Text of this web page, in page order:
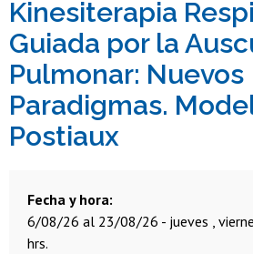
Académicas/os
Funcionarias/os
Egresadas/os
Kinesiterapia
Guiada por la
Pulmonar: Nuevos
Paradigmas.
Postiaux
Fecha y hora
6/08/26 al 23/08/26 - jueves ,
hrs.